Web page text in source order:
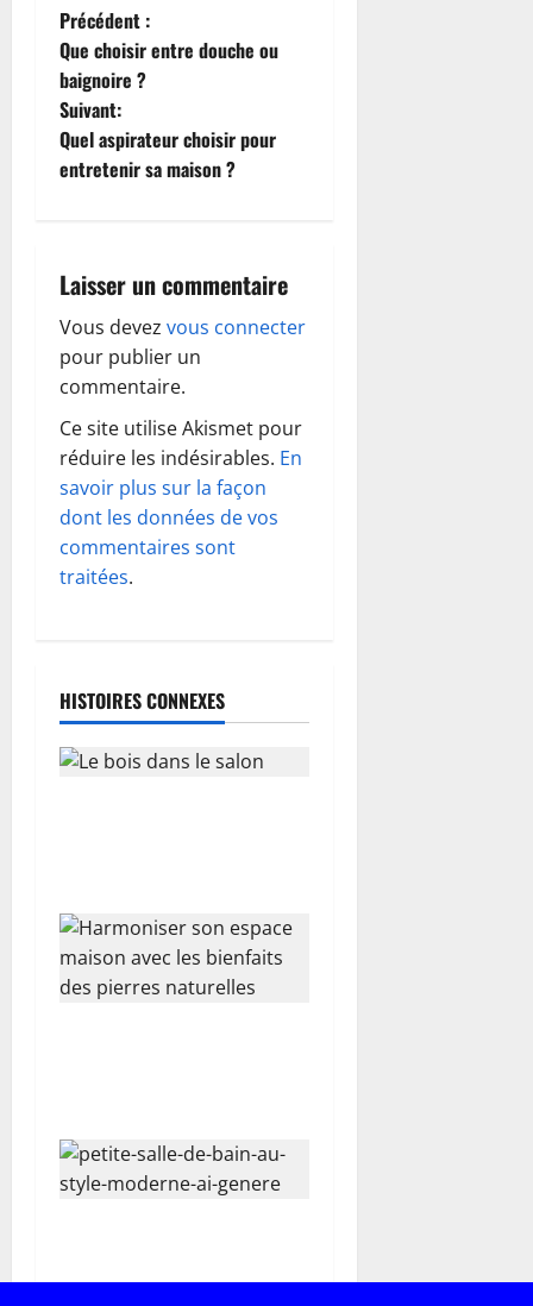
N
a
v
i
a
t
i
o
n
d
’
t
i
e
Précédent :
Que choisir entre douche ou
baignoire ?
Suivant:
Quel aspirateur choisir pour
entretenir sa maison ?
Laisser un commentaire
Vous devez vous connecter
pour publier un
commentaire.
Ce site utilise Akismet pour
réduire les indésirables. En
savoir plus sur la façon
dont les données de vos
commentaires sont
traitées.
HISTOIRES CONNEXES
l’italienne et un carrelage